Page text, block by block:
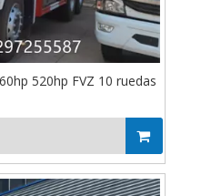
520hp FVZ 10 ruedas